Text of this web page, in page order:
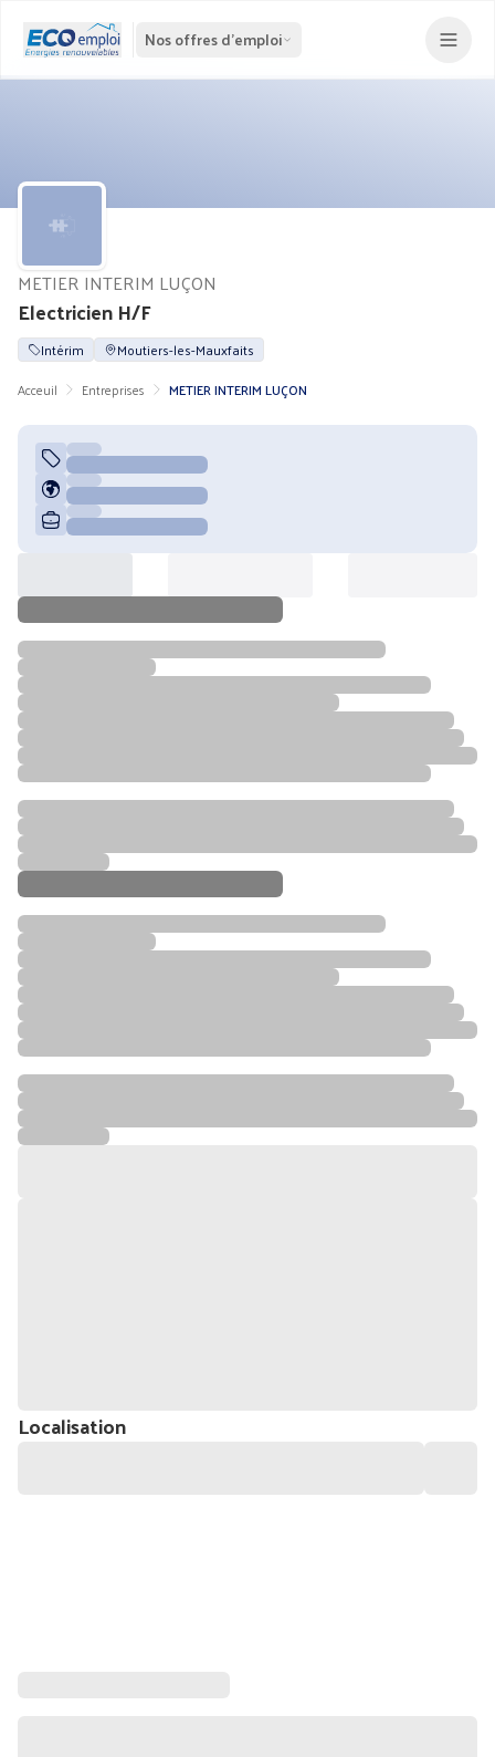
Nos offres d'emploi
Electricien H/F
METIER INTERIM LUÇON
Intérim
Moutiers-les-Mauxfaits
Acceuil
Entreprises METIER INTERIM LUÇON
Localisation